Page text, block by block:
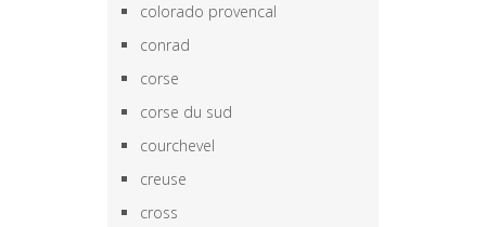
colorado provencal
conrad
corse
corse du sud
courchevel
creuse
cross